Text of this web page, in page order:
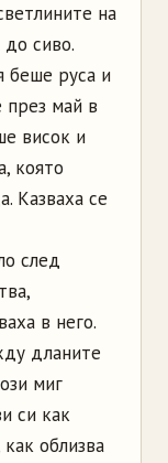
на
сиво.
беше руса и
през май в
висок и
която
Казваха се
след
в него.
дланите
миг
си как
облизва